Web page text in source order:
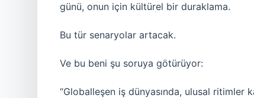
günü, onun için kültürel bir duraklama.
Bu tür senaryolar artacak.
Ve bu beni şu soruya götürüyor:
“Globalleşen iş dünyasında, ulusal ritimler